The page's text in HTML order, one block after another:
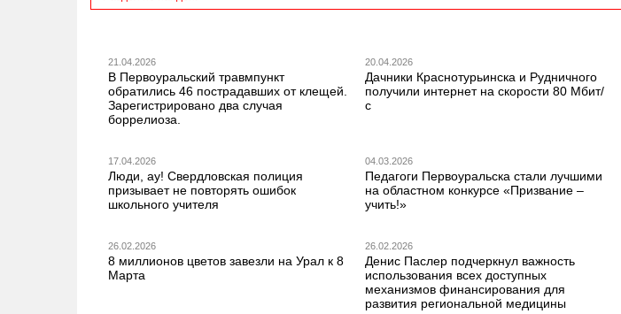
21.04.2026
В Первоуральский травмпункт
обратились 46 пострадавших от клещей.
Зарегистрировано два случая
боррелиоза.
20.04.2026
Дачники Краснотурьинска и Рудничного
получили интернет на скорости 80 Мбит/
с
17.04.2026
Люди, ау! Свердловская полиция
призывает не повторять ошибок
школьного учителя
04.03.2026
Педагоги Первоуральска стали лучшими
на областном конкурсе «Призвание –
учить!»
26.02.2026
8 миллионов цветов завезли на Урал к 8
Марта
26.02.2026
Денис Паслер подчеркнул важность
использования всех доступных
механизмов финансирования для
развития региональной медицины